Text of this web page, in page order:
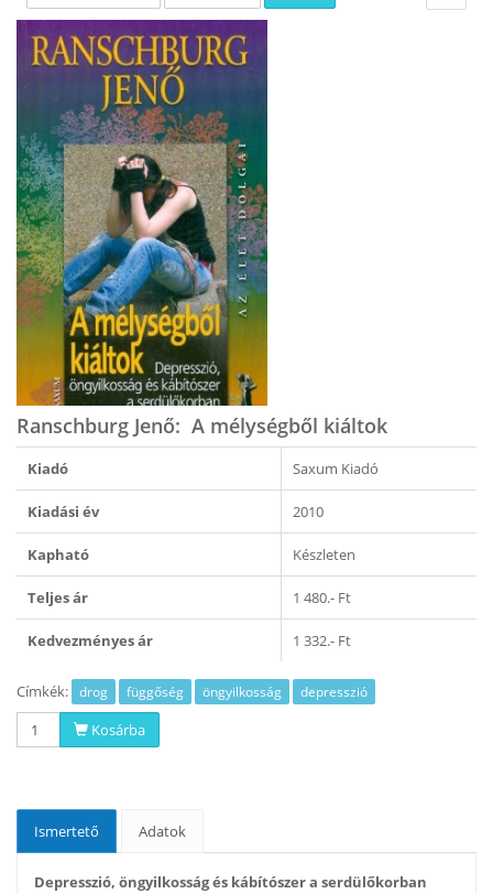
Ranschburg Jenő: A mélységből kiáltok
Kiadó Saxum Kiadó
Kiadási év 2010
Kapható Készleten
Teljes ár 1 480.- Ft
Kedvezményes ár 1 332.- Ft
Címkék: drog függőség öngyilkosság depresszió
Kosárba
Ismertető Adatok
Depresszió, öngyilkosság és kábítószer a serdülőkorban